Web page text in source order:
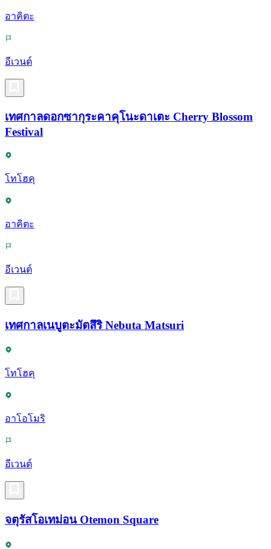
อาคิตะ
อีเวนต์
เทศกาลดอกซากุระคาคุโนะดาเตะ Cherry Blossom
Festival
โทโฮคุ
อาคิตะ
อีเวนต์
เทศกาลเนบูตะมัตสึริ Nebuta Matsuri
โทโฮคุ
อาโอโมริ
อีเวนต์
จตุรัสโอเทม่อน Otemon Square